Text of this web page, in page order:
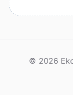
© 2026